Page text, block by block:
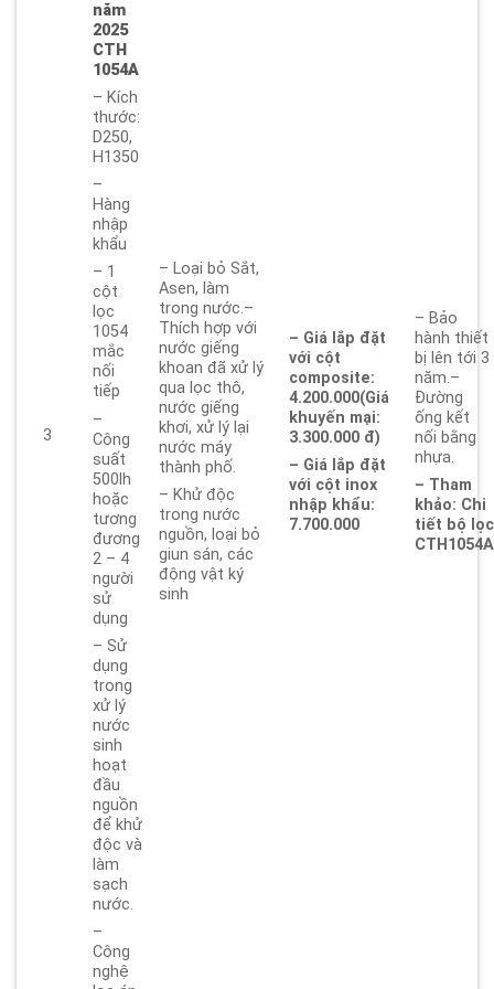
3
năm
2025
CTH
1054A
– Kích
thước:
D250,
H1350
–
Hàng
nhập
khẩu
– 1
cột
lọc
1054
mắc
nối
tiếp
–
Công
suất
500lh
hoặc
tương
đương
2 – 4
người
sử
dụng
– Sử
dụng
trong
xử lý
nước
sinh
hoạt
đầu
nguồn
để khử
độc và
làm
sạch
nước.
–
Công
nghệ
– Loại bỏ Sắt,
Asen, làm
trong nước.–
Thích hợp với
nước giếng
khoan đã xử lý
qua lọc thô,
nước giếng
khơi, xử lý lại
nước máy
thành phố.
– Khử độc
trong nước
nguồn, loại bỏ
giun sán, các
động vật ký
sinh
– Giá lắp đặt
với cột
composite:
4.200.000(Giá
khuyến mại:
3.300.000 đ)
– Giá lắp đặt
với cột inox
nhập khẩu:
7.700.000
– Bảo
hành thiết
bị lên tới 3
năm.–
Đường
ống kết
nối bằng
nhựa.
– Tham
khảo: Chi
tiết bộ lọc
CTH1054A